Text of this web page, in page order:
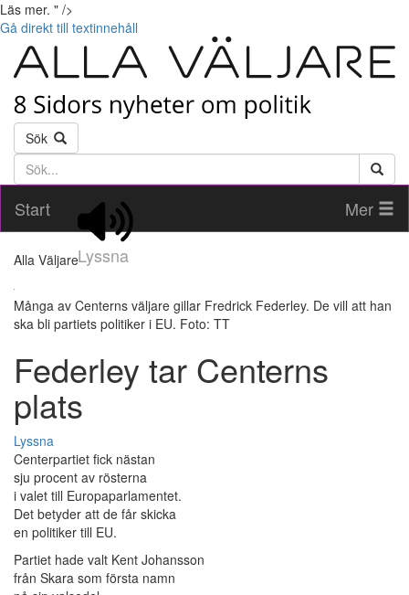
Läs mer. " />
Gå direkt till textinnehåll
Sök
Söktext
Start
Lyssna
Mer
Alla Väljare
Många av Centerns väljare gillar Fredrick Federley. De vill att han
ska bli partiets politiker i EU. Foto: TT
Federley tar Centerns
plats
Lyssna
Centerpartiet fick nästan
sju procent av rösterna
i valet till Europaparlamentet.
Det betyder att de får skicka
en politiker till EU.
Partiet hade valt Kent Johansson
från Skara som första namn